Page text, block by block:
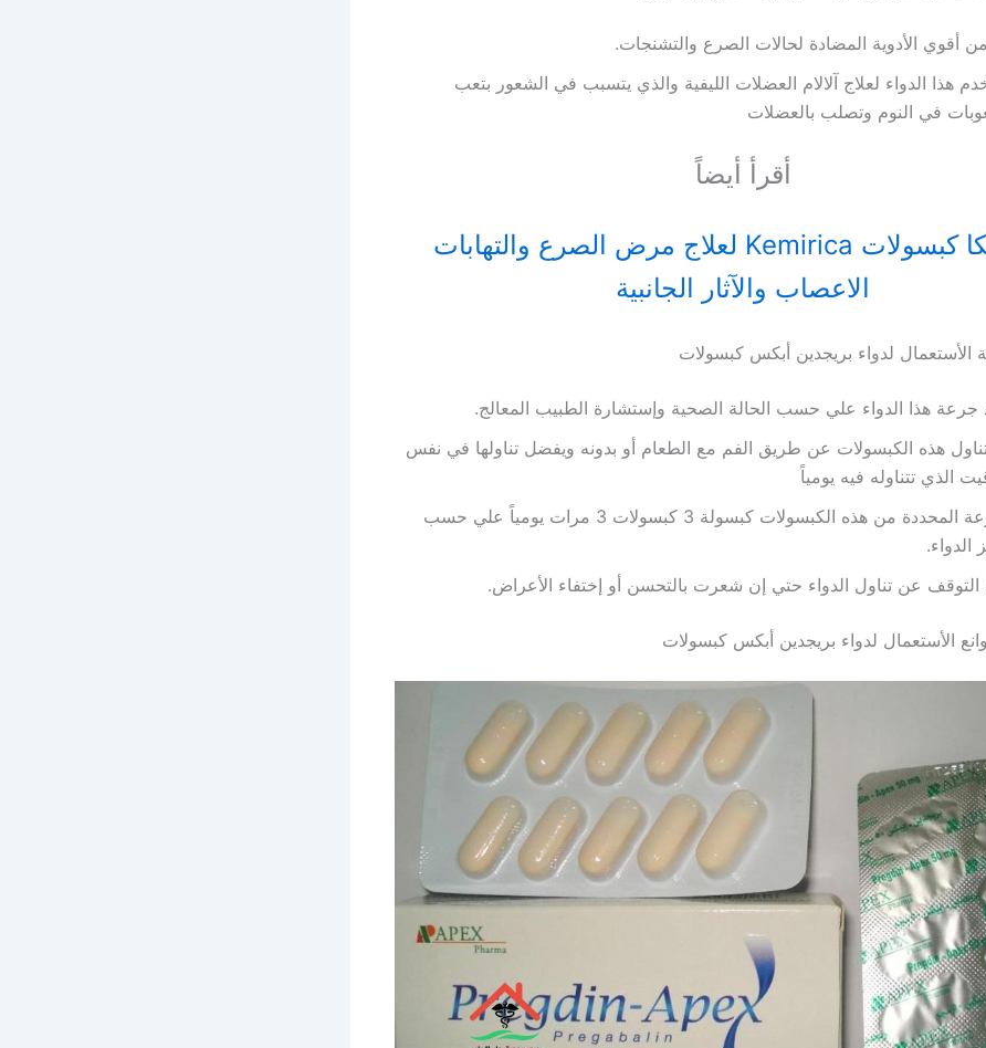
أقوي الأدوية المضادة لحالات الصرع والتشنجات.
هذا الدواء لعلاج آلالام العضلات الليفية والذي يتسبب في الشعور بتعب
في النوم وتصلب بالعضلات
أقرأ أيضاً
كيميريكا كبسولات Kemirica لعلاج مرض الصرع والتهابات
الاعصاب والآثار الجانبية
الأستعمال لدواء بريجدين أبكس كبسولات
جرعة هذا الدواء علي حسب الحالة الصحية وإستشارة الطبيب المعالج.
هذه الكبسولات عن طريق الفم مع الطعام أو بدونه ويفضل تناولها في نفس
الذي تتناوله فيه يومياً
الجرعة المحددة من هذه الكبسولات كبسولة 3 كبسولات 3 مرات يومياً علي حسب
الدواء.
عن تناول الدواء حتي إن شعرت بالتحسن أو إختفاء الأعراض.
الأستعمال لدواء بريجدين أبكس كبسولات